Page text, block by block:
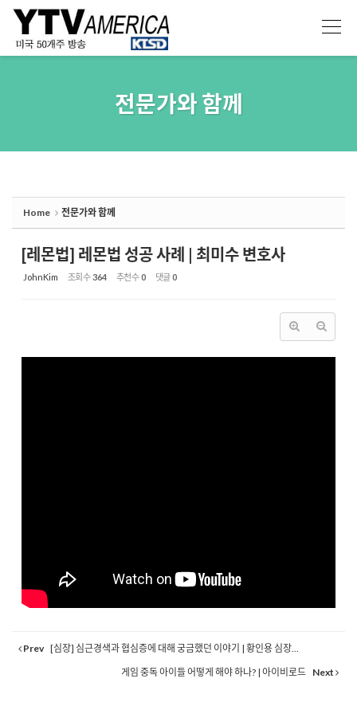
전문가와 함께
Home 전문가와 함께
[레몬법] 레몬법 성공 사례 | 최미수 변호사
JohnKim 조회 수364 추천 수0 댓글0
Prev [심장] 심근경색과 협심증에 대해 궁금했던 이야기 | 황인용 심장...
게임 중독 아이들 어떻게 해야 하나? | 아이비로드 Next